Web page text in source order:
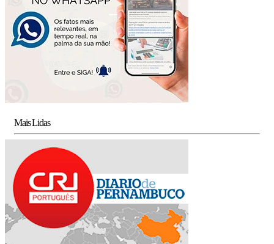
Mais Lidas